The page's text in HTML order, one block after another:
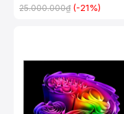
25.000.000₫ (-21%)